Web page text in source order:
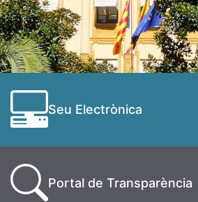
Seu Electrònica
Portal de Transparència